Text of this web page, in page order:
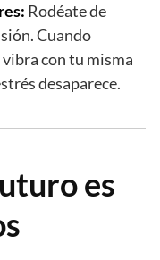
Rodéate de
Cuando
con tu misma
desaparece.
es